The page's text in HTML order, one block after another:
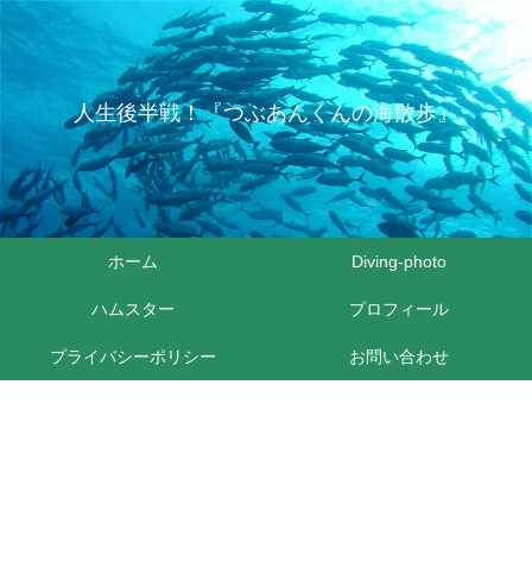
人生後半戦！『つぶあんくんの海散歩』
ホーム Diving-photo
ハムスター プロフィール
プライバシーポリシー お問い合わせ